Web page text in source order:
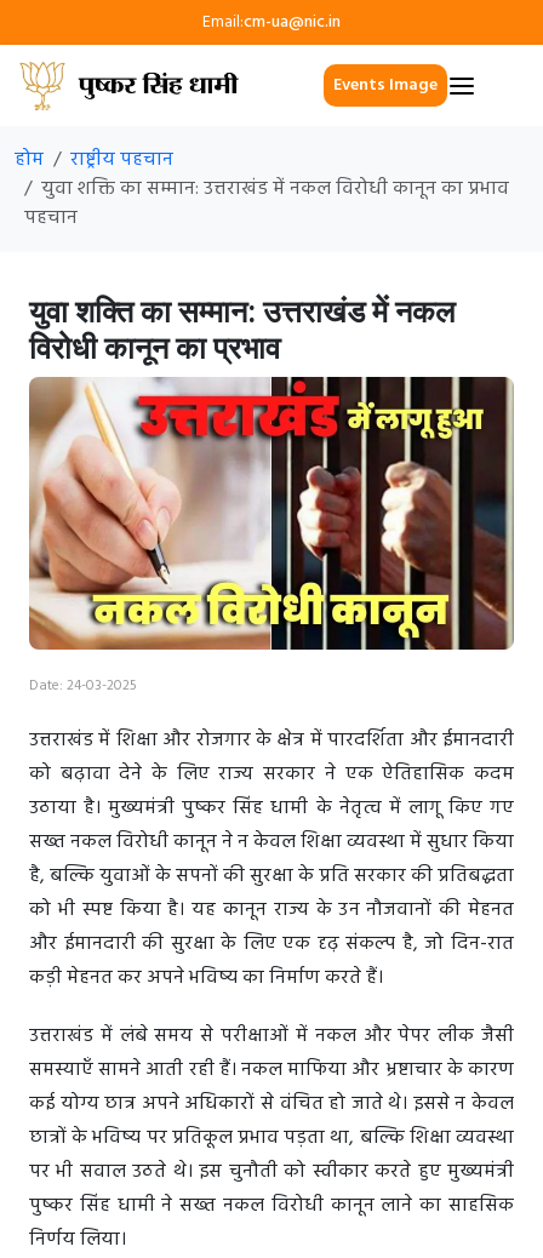
Email:cm-ua@nic.in
Events Image
होम
राष्ट्रीय पहचान
युवा शक्ति का सम्मान: उत्तराखंड में नकल विरोधी कानून का प्रभाव
पहचान
युवा शक्ति का सम्मान: उत्तराखंड में नकल
विरोधी कानून का प्रभाव
Date: 24-03-2025
उत्तराखंड में शिक्षा और रोजगार के क्षेत्र में पारदर्शिता और ईमानदारी
को बढ़ावा देने के लिए राज्य सरकार ने एक ऐतिहासिक कदम
उठाया है। मुख्यमंत्री पुष्कर सिंह धामी के नेतृत्व में लागू किए गए
सख्त नकल विरोधी कानून ने न केवल शिक्षा व्यवस्था में सुधार किया
है, बल्कि युवाओं के सपनों की सुरक्षा के प्रति सरकार की प्रतिबद्धता
को भी स्पष्ट किया है। यह कानून राज्य के उन नौजवानों की मेहनत
और ईमानदारी की सुरक्षा के लिए एक दृढ़ संकल्प है, जो दिन-रात
कड़ी मेहनत कर अपने भविष्य का निर्माण करते हैं।
उत्तराखंड में लंबे समय से परीक्षाओं में नकल और पेपर लीक जैसी
समस्याएँ सामने आती रही हैं। नकल माफिया और भ्रष्टाचार के कारण
कई योग्य छात्र अपने अधिकारों से वंचित हो जाते थे। इससे न केवल
छात्रों के भविष्य पर प्रतिकूल प्रभाव पड़ता था, बल्कि शिक्षा व्यवस्था
पर भी सवाल उठते थे। इस चुनौती को स्वीकार करते हुए मुख्यमंत्री
पुष्कर सिंह धामी ने सख्त नकल विरोधी कानून लाने का साहसिक
निर्णय लिया।